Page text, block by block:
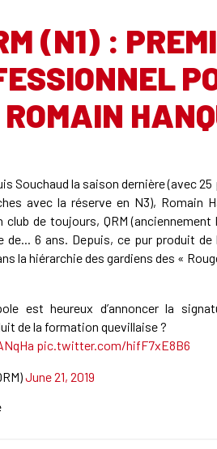
(N1) :
ROMAIN
Souchaud la saison dernière (avec
avec la réserve en N3), Romain
de toujours, QRM (anciennement
de... 6 ans. Depuis, ce pur produit
la hiérarchie des gardiens des «
est heureux d’annoncer la
de la formation quevillaise ?
pic.twitter.com/hifF7xE8B6
June 21, 2019